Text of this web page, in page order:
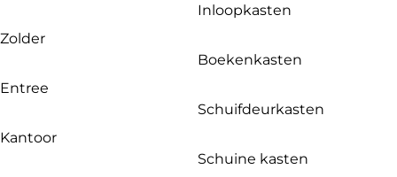
Zolder
Entree
Kantoor
Inloopkasten
Boekenkasten
Schuifdeurkasten
Schuine kasten